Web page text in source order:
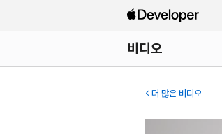
비디오
더 많은 비디오